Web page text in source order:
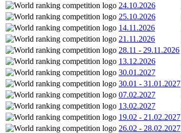
24.10.2026
25.10.2026
14.11.2026
21.11.2026
28.11 - 29.11.2026
13.12.2026
30.01.2027
30.01 - 31.01.2027
07.02.2027
13.02.2027
19.02 - 21.02.2027
26.02 - 28.02.2027